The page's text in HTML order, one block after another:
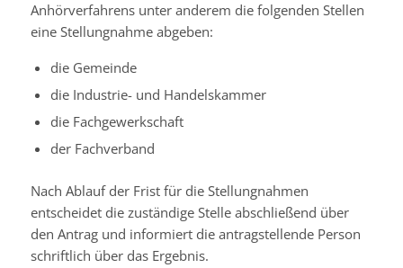
Anhörverfahrens unter anderem die folgenden Stellen
eine Stellungnahme abgeben:
die Gemeinde
die Industrie- und Handelskammer
die Fachgewerkschaft
der Fachverband
Nach Ablauf der Frist für die Stellungnahmen
entscheidet die zuständige Stelle abschließend über
den Antrag und informiert die antragstellende Person
schriftlich über das Ergebnis.